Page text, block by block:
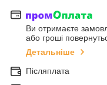
Ви отримаєте
або гроші
Детальніше
Післяплата